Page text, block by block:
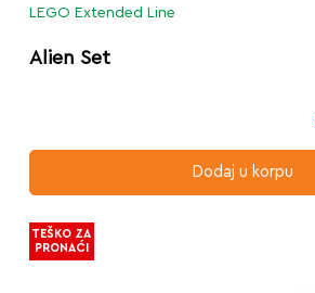
LEGO Extended Line
Alien Set
Dodaj u korpu
TEŠKO ZA
PRONAĆI